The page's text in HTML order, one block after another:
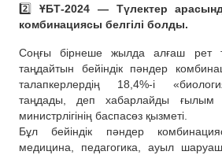
2️⃣ ҰБТ-2024 — Түлектер
комбинациясы белгілі болды.
Соңғы бірнеше жылда алғаш рет
таңдайтын бейіндік пәндер
талапкерлердің 18,4%-і
таңдады, деп хабарлайды ғылым
министрлігінің баспасөз қызметі.
Бұл бейіндік пәндер
медицина, педагогика, ауыл